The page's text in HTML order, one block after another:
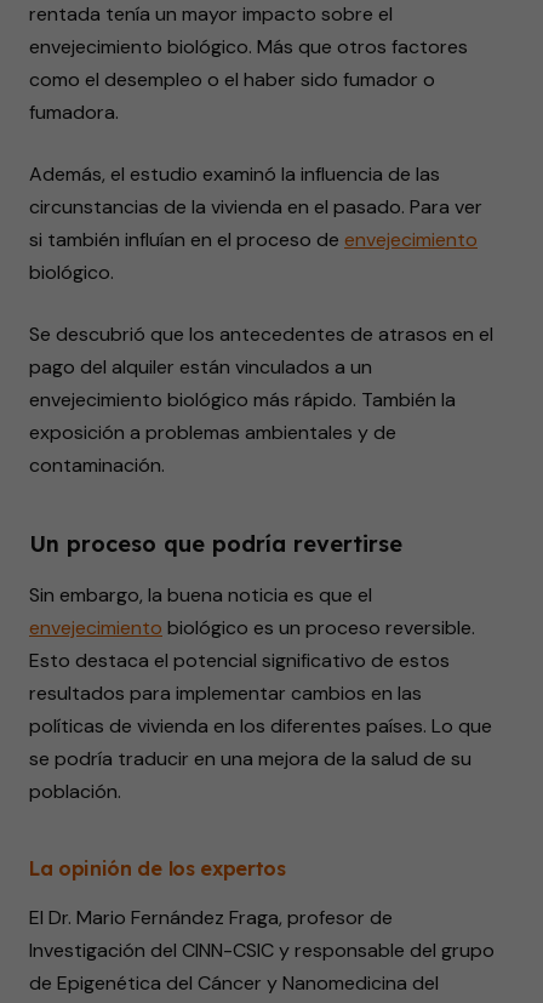
rentada tenía un mayor impacto sobre el
envejecimiento biológico. Más que otros factores
como el desempleo o el haber sido fumador o
fumadora.
Además, el estudio examinó la influencia de las
circunstancias de la vivienda en el pasado. Para ver
si también influían en el proceso de envejecimiento
biológico.
Se descubrió que los antecedentes de atrasos en el
pago del alquiler están vinculados a un
envejecimiento biológico más rápido. También la
exposición a problemas ambientales y de
contaminación.
Un proceso que podría revertirse
Sin embargo, la buena noticia es que el
envejecimiento biológico es un proceso reversible.
Esto destaca el potencial significativo de estos
resultados para implementar cambios en las
políticas de vivienda en los diferentes países. Lo que
se podría traducir en una mejora de la salud de su
población.
La opinión de los expertos
El Dr. Mario Fernández Fraga, profesor de
Investigación del CINN-CSIC y responsable del grupo
de Epigenética del Cáncer y Nanomedicina del